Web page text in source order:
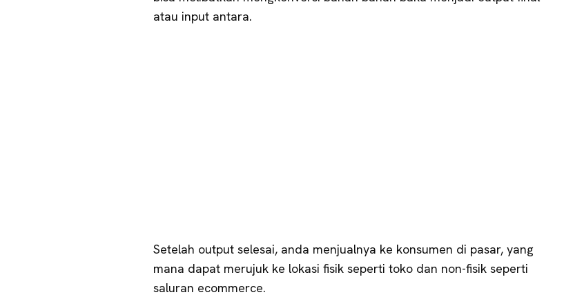
atau input antara.
Setelah output selesai, anda menjualnya ke konsumen di pasar, yang
mana dapat merujuk ke lokasi fisik seperti toko dan non-fisik seperti
saluran ecommerce.